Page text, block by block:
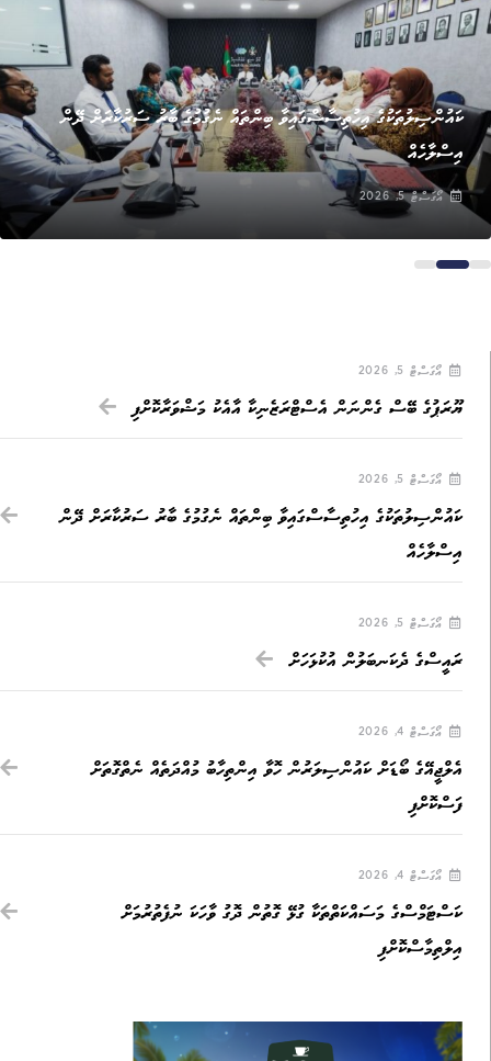
ކައުންސިލުތަކުގެ އިހުތިސާސްގައިވާ ބިންތައް ނެގުމުގެ ބާރު ސަރުކާރަށް ދޭން
އިސްލާހެއް
އޯގަސްޓް 5, 2026
އޯގަސްޓް 5, 2026
ޔޫރަޕުގެ ބޭސް ގެންނަން އެސްޓްރަޒެނިކާ އާއެކު މަޝްވަރާކޮށްފި
އޯގަސްޓް 5, 2026
ކައުންސިލުތަކުގެ އިހުތިސާސްގައިވާ ބިންތައް ނެގުމުގެ ބާރު ސަރުކާރަށް ދޭން
އިސްލާހެއް
އޯގަސްޓް 5, 2026
ރައީސްގެ ދެކަނބަލުން އުކުޅަހަށް
އޯގަސްޓް 4, 2026
އެލްޖީއޭގެ ބޯޑަށް ކައުންސިލަރުން ހޮވާ އިންތިހާބު މުއްދަތެއް ނެތްގޮތަށް
ފަސްކޮށްފި
އޯގަސްޓް 4, 2026
ކަސްޓަމްސްގެ މަސައްކަތްތަކާ ގުޅޭ ގޮތުން ދޮގު ވާހަކަ ނުފެތުރުމަށް
އިލްތިމާސްކޮށްފި